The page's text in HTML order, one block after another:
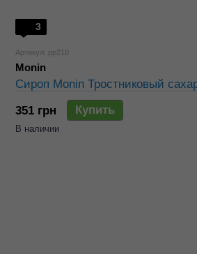
3
Артикул: pp210
Monin
Сироп Monin Тростниковый
351 грн
Купить
В наличии